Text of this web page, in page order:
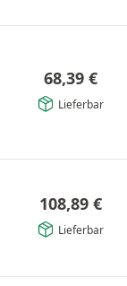
68,39 €
Lieferbar
108,89 €
Lieferbar